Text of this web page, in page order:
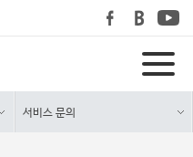
서비스 문의